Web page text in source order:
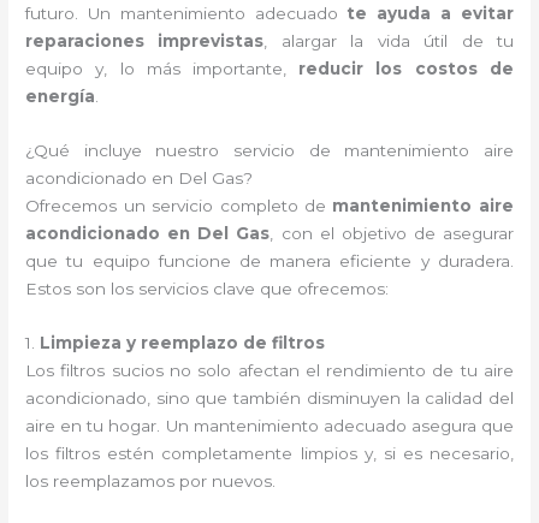
futuro. Un mantenimiento adecuado te ayuda a evitar
reparaciones imprevistas , alargar la vida útil de tu
equipo y, lo más importante, reducir los costos de
energía
¿Qué incluye nuestro servicio de mantenimiento aire
acondicionado en Del Gas?
Ofrecemos un servicio completo de mantenimiento aire
acondicionado en Del Gas , con el objetivo de asegurar
que tu equipo funcione de manera eficiente y duradera.
Estos son los servicios clave que ofrecemos:
1. Limpieza y reemplazo de filtros
Los filtros sucios no solo afectan el rendimiento de tu aire
acondicionado, sino que también disminuyen la calidad del
aire en tu hogar. Un mantenimiento adecuado asegura que
los filtros estén completamente limpios y, si es necesario,
los reemplazamos por nuevos.